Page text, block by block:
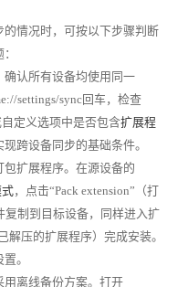
情况时，可按以下步骤判断
认所有设备均使用同一
settings/sync回车，检查
定义选项中是否包含扩展程
跨设备同步的基础条件。
扩展程序。在源设备的
，点击“Pack extension”（打
制到目标设备，同样进入扩
解压的扩展程序）完成安装。
。
离线备份方案。打开